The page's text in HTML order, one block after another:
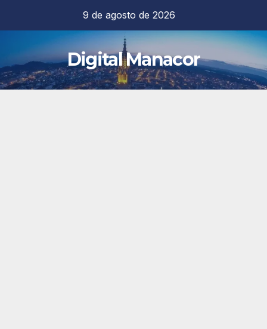
contenido
9 de agosto de 2026
Digital Manacor